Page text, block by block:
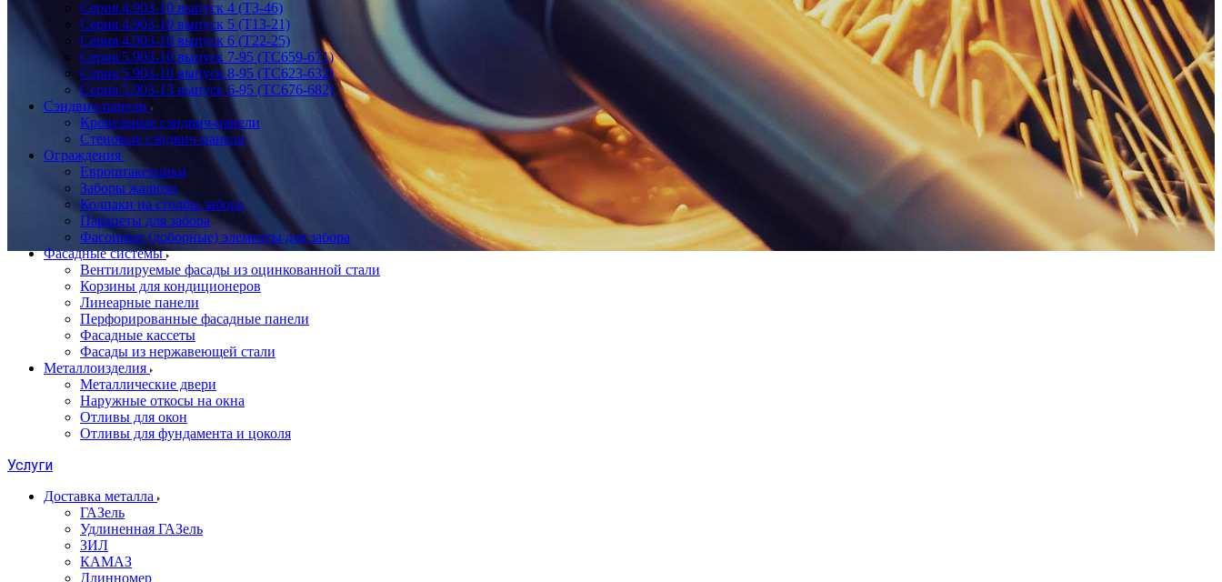
Серия 4.903-10 выпуск 4 (Т3-46)
Серия 4.903-10 выпуск 5 (Т13-21)
Серия 4.903-10 выпуск 6 (Т22-25)
Серия 5.903-10 выпуск 7-95 (ТС659-671)
Серия 5.903-10 выпуск 8-95 (ТС623-632)
Серия 5.903-13 выпуск 6-95 (ТС676-682)
Сэндвич-панели
Кровельные сэндвич-панели
Стеновые сэндвич-панели
Ограждения
Евроштакетники
Заборы жалюзи
Колпаки на столбы забора
Парапеты для забора
Фасонные (доборные) элементы для забора
Фасадные системы
Вентилируемые фасады из оцинкованной стали
Корзины для кондиционеров
Линеарные панели
Перфорированные фасадные панели
Фасадные кассеты
Фасады из нержавеющей стали
Металлоизделия
Металлические двери
Наружные откосы на окна
Отливы для окон
Отливы для фундамента и цоколя
Услуги
Доставка металла
ГАЗель
Удлиненная ГАЗель
ЗИЛ
КАМАЗ
Длинномер